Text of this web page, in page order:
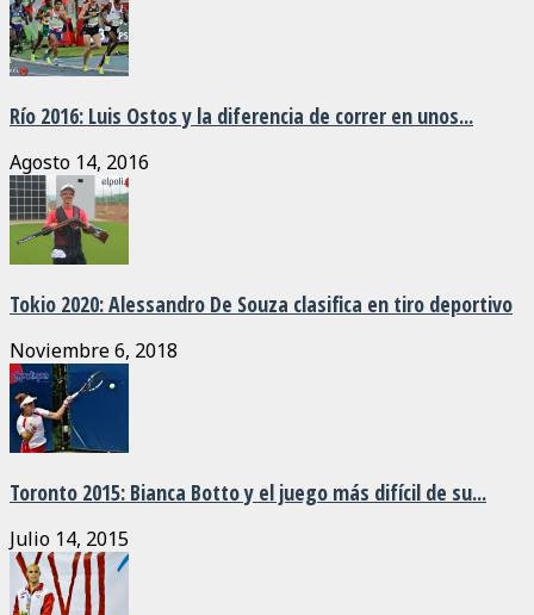
Río 2016: Luis Ostos y la diferencia de correr en unos...
Agosto 14, 2016
Tokio 2020: Alessandro De Souza clasifica en tiro deportivo
Noviembre 6, 2018
Toronto 2015: Bianca Botto y el juego más difícil de su...
Julio 14, 2015